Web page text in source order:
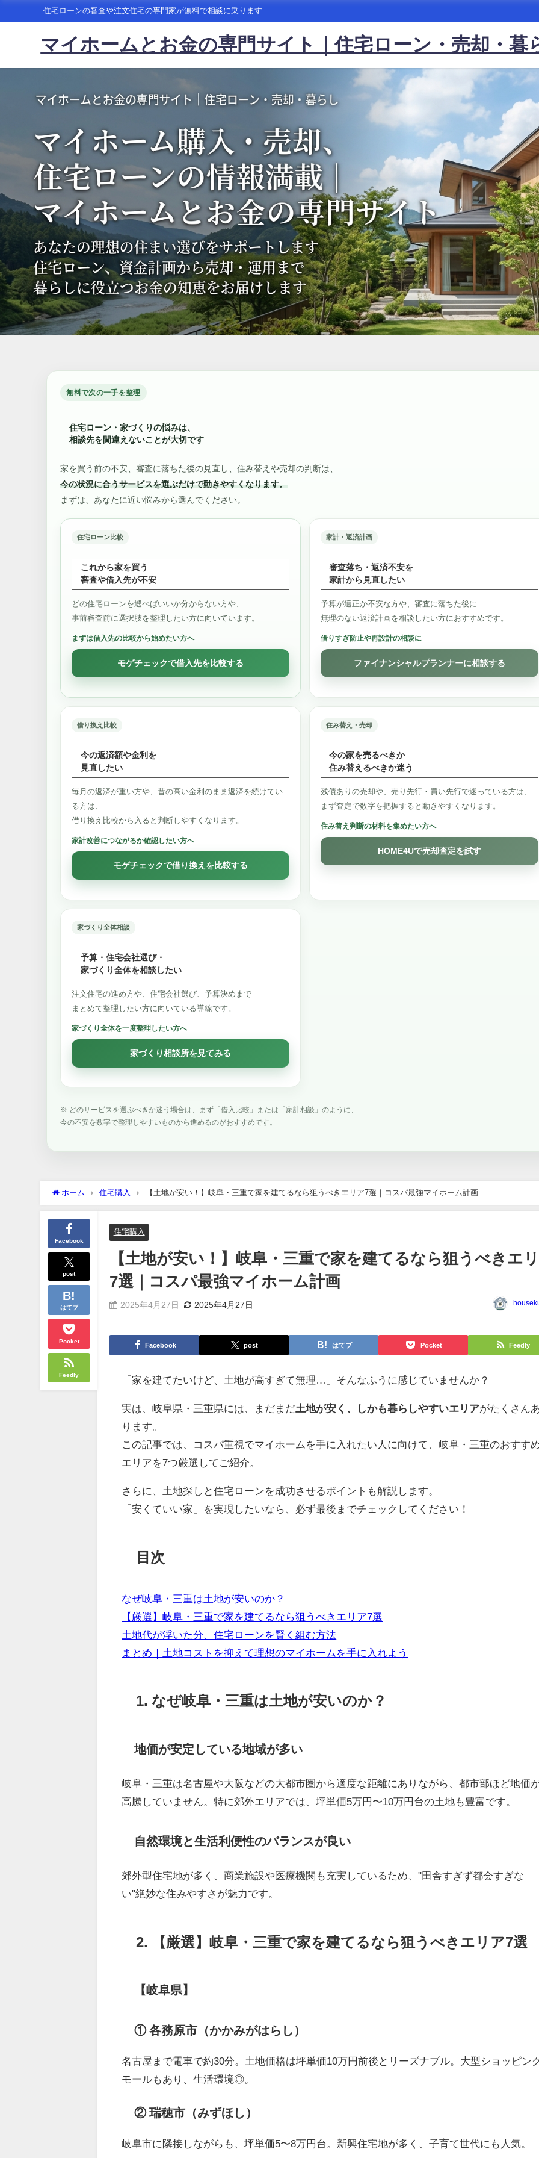
住宅ローンの審査や注文住宅の専門家が無料で相談に乗ります
マイホームとお金の専門サイト｜住宅ローン・売却・暮
無料で次の一手を整理
住宅ローン・家づくりの悩みは、
相談先を間違えないことが大切です
家を買う前の不安、審査に落ちた後の見直し、住み替えや売却の判断は、
今の状況に合うサービスを選ぶだけで動きやすくなります。
まずは、あなたに近い悩みから選んでください。
住宅ローン比較
これから家を買う
審査や借入先が不安
どの住宅ローンを選べばいいか分からない方や、
事前審査前に選択肢を整理したい方に向いています。
まずは借入先の比較から始めたい方へ
モゲチェックで借入先を比較する
家計・返済計画
審査落ち・返済不安を
家計から見直したい
予算が適正か不安な方や、審査に落ちた後に
無理のない返済計画を相談したい方におすすめです。
借りすぎ防止や再設計の相談に
ファイナンシャルプランナーに相談する
借り換え比較
今の返済額や金利を
見直したい
毎月の返済が重い方や、昔の高い金利のまま返済を続けてい
る方は、
借り換え比較から入ると判断しやすくなります。
家計改善につながるか確認したい方へ
モゲチェックで借り換えを比較する
住み替え・売却
今の家を売るべきか
住み替えるべきか迷う
残債ありの売却や、売り先行・買い先行で迷っている方は、
まず査定で数字を把握すると動きやすくなります。
住み替え判断の材料を集めたい方へ
HOME4Uで売却査定を試す
家づくり全体相談
予算・住宅会社選び・
家づくり全体を相談したい
注文住宅の進め方や、住宅会社選び、予算決めまで
まとめて整理したい方に向いている導線です。
家づくり全体を一度整理したい方へ
家づくり相談所を見てみる
※ どのサービスを選ぶべきか迷う場合は、まず「借入比較」または「家計相談」のように、
今の不安を数字で整理しやすいものから進めるのがおすすめです。
ホーム 住宅購入 【土地が安い！】岐阜・三重で家を建てるなら狙うべきエリア7選｜コスパ最強マイホーム計画
Facebook
post
はてブ
Pocket
Feedly
住宅購入
【土地が安い！】岐阜・三重で家を建てるなら狙うべきエ
7選｜コスパ最強マイホーム計画
2025年4月27日 2025年4月27日
Facebook post はてブ Pocket Feedly
「家を建てたいけど、土地が高すぎて無理…」そんなふうに感じていませんか？
実は、岐阜県・三重県には、まだまだ土地が安く、しかも暮らしやすいエリアがたくさん
ります。
この記事では、コスパ重視でマイホームを手に入れたい人に向けて、岐阜・三重のおすす
エリアを7つ厳選してご紹介。
さらに、土地探しと住宅ローンを成功させるポイントも解説します。
「安くていい家」を実現したいなら、必ず最後までチェックしてください！
目次
なぜ岐阜・三重は土地が安いのか？
【厳選】岐阜・三重で家を建てるなら狙うべきエリア7選
土地代が浮いた分、住宅ローンを賢く組む方法
まとめ｜土地コストを抑えて理想のマイホームを手に入れよう
1. なぜ岐阜・三重は土地が安いのか？
地価が安定している地域が多い
岐阜・三重は名古屋や大阪などの大都市圏から適度な距離にありながら、都市部ほど地価
高騰していません。特に郊外エリアでは、坪単価5万円〜10万円台の土地も豊富です。
自然環境と生活利便性のバランスが良い
郊外型住宅地が多く、商業施設や医療機関も充実しているため、"田舎すぎず都会すぎな
い"絶妙な住みやすさが魅力です。
2. 【厳選】岐阜・三重で家を建てるなら狙うべきエリア7選
【岐阜県】
① 各務原市（かかみがはらし）
名古屋まで電車で約30分。土地価格は坪単価10万円前後とリーズナブル。大型ショッピン
モールもあり、生活環境◎。
② 瑞穂市（みずほし）
岐阜市に隣接しながらも、坪単価5〜8万円台。新興住宅地が多く、子育て世代にも人気。